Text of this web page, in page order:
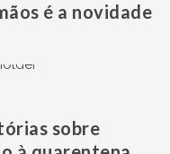
é a novidade
sobre